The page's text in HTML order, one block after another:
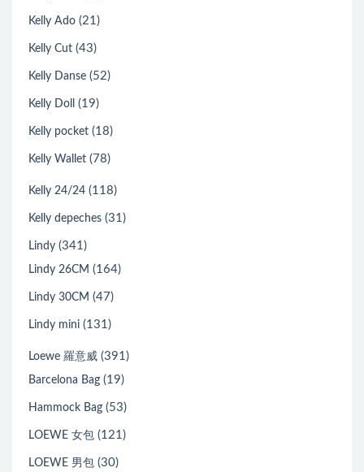
Kelly Ado (21)
Kelly Cut (43)
Kelly Danse (52)
Kelly Doll (19)
Kelly pocket (18)
Kelly Wallet (78)
Kelly 24/24 (118)
Kelly depeches (31)
Lindy (341)
Lindy 26CM (164)
Lindy 30CM (47)
Lindy mini (131)
Loewe 羅意威 (391)
Barcelona Bag (19)
Hammock Bag (53)
LOEWE 女包 (121)
LOEWE 男包 (30)